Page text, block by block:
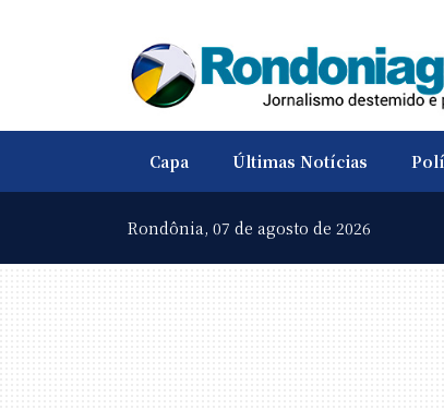
Capa Últimas Notícias
Rondônia, 07 de agosto de 2026